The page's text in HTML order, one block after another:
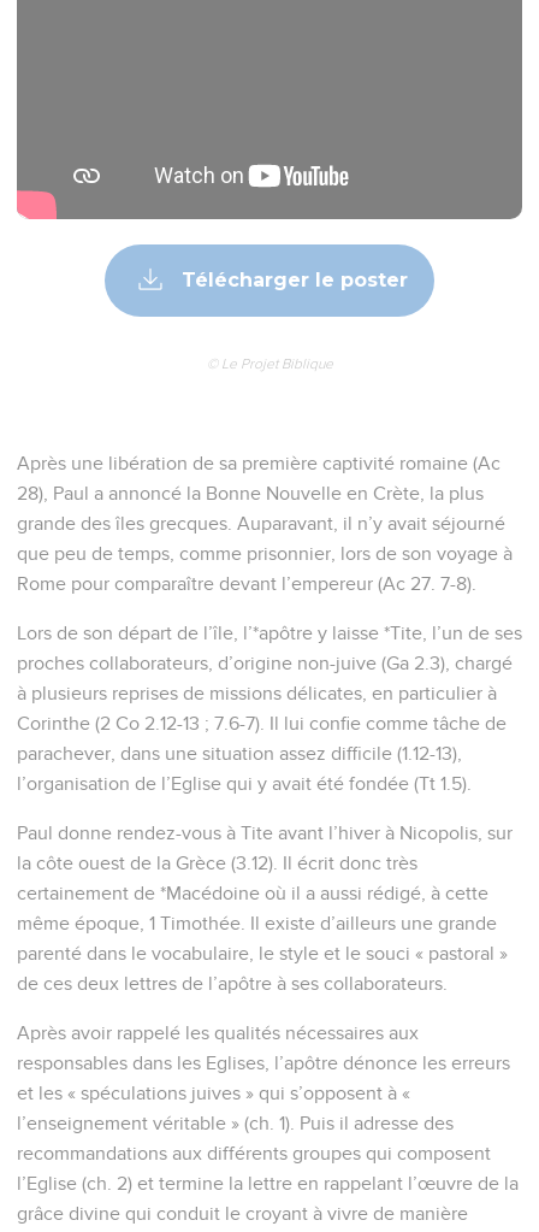
Télécharger le poster
© Le Projet Biblique
Après une libération de sa première captivité romaine (Ac
28), Paul a annoncé la Bonne Nouvelle en Crète, la plus
grande des îles grecques. Auparavant, il n’y avait séjourné
que peu de temps, comme prisonnier, lors de son voyage à
Rome pour comparaître devant l’empereur (Ac 27. 7-8).
Lors de son départ de l’île, l’*apôtre y laisse *Tite, l’un de ses
proches collaborateurs, d’origine non-juive (Ga 2.3), chargé
à plusieurs reprises de missions délicates, en particulier à
Corinthe (2 Co 2.12-13 ; 7.6-7). Il lui confie comme tâche de
parachever, dans une situation assez difficile (1.12-13),
l’organisation de l’Eglise qui y avait été fondée (Tt 1.5).
Paul donne rendez-vous à Tite avant l’hiver à Nicopolis, sur
la côte ouest de la Grèce (3.12). Il écrit donc très
certainement de *Macédoine où il a aussi rédigé, à cette
même époque, 1 Timothée. Il existe d’ailleurs une grande
parenté dans le vocabulaire, le style et le souci « pastoral »
de ces deux lettres de l’apôtre à ses collaborateurs.
Après avoir rappelé les qualités nécessaires aux
responsables dans les Eglises, l’apôtre dénonce les erreurs
et les « spéculations juives » qui s’opposent à «
l’enseignement véritable » (ch. 1). Puis il adresse des
recommandations aux différents groupes qui composent
l’Eglise (ch. 2) et termine la lettre en rappelant l’œuvre de la
grâce divine qui conduit le croyant à vivre de manière